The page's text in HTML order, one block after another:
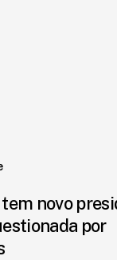
novo
por